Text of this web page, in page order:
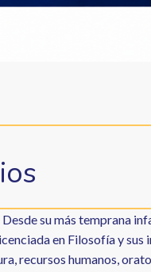
en Filosofía y
recursos humanos,